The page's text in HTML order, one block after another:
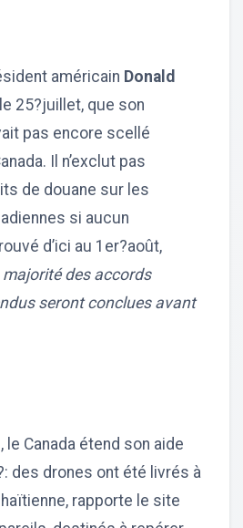
américain Donald
25?juillet, que son
pas encore scellé
Il n’exclut pas
de douane sur les
si aucun
d’ici au 1er?août,
majorité des accords
seront conclues avant
le Canada étend son aide
des drones ont été livrés à
rapporte le site